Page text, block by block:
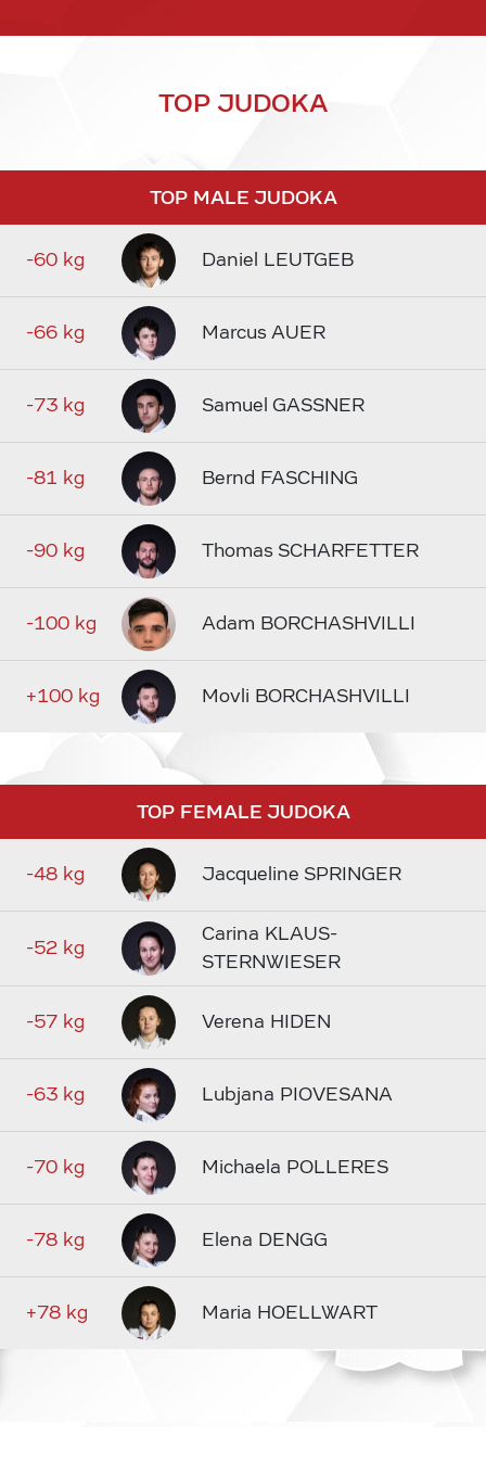
TOP JUDOKA
TOP MALE JUDOKA
-60 kg Daniel LEUTGEB
-66 kg Marcus AUER
-73 kg Samuel GASSNER
-81 kg Bernd FASCHING
-90 kg Thomas SCHARFETTER
-100 kg Adam BORCHASHVILLI
+100 kg Movli BORCHASHVILLI
TOP FEMALE JUDOKA
-48 kg Jacqueline SPRINGER
-52 kg
Carina KLAUS-
STERNWIESER
-57 kg Verena HIDEN
-63 kg Lubjana PIOVESANA
-70 kg Michaela POLLERES
-78 kg Elena DENGG
+78 kg Maria HOELLWART